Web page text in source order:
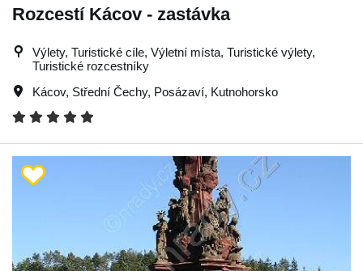
Rozcestí Kácov - zastávka
Výlety, Turistické cíle, Výletní místa, Turistické výlety,
Turistické rozcestníky
Kácov, Střední Čechy, Posázaví, Kutnohorsko